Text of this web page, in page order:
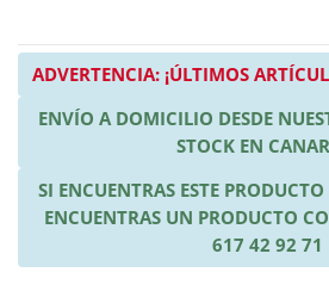
ADVERTENCIA: ¡ÚLTIMOS
ENVÍO A DOMICILIO DESDE
STOCK EN
SI ENCUENTRAS ESTE
ENCUENTRAS UN PRODUCTO
617 42 92 71